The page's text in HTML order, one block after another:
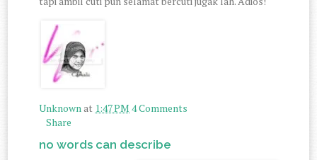
Unknownat 1:47 PM 4 Comments
Share
no words can describe